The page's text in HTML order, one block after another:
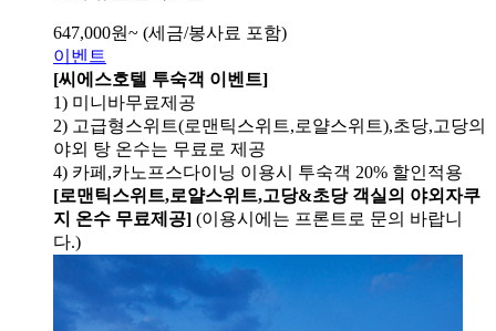
647,000원~ (세금/봉사료 포함)
이벤트
[씨에스호텔 투숙객 이벤트]
1) 미니바무료제공
2) 고급형스위트(로맨틱스위트,로얄스위트),초당,고당의
야외 탕 온수는 무료로 제공
4) 카페,카노프스다이닝 이용시 투숙객 20% 할인적용
[로맨틱스위트,로얄스위트,고당&초당 객실의 야외자쿠
지 온수 무료제공] (이용시에는 프론트로 문의 바랍니
다.)